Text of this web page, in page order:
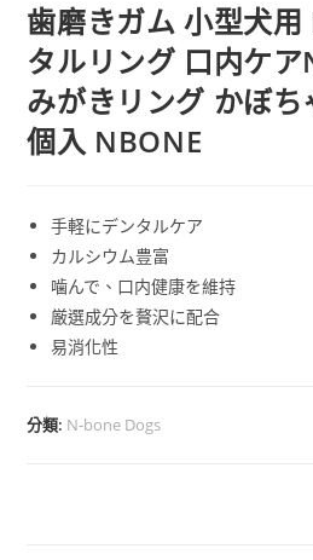
歯磨きガム 小型犬
タルリング 口内ケ
みがきリング かぼ
個入 NBONE
手軽にデンタルケア
カルシウム豊富
噛んで、口内健康を維持
厳選成分を贅沢に配合
易消化性
分類: N-bone Dogs